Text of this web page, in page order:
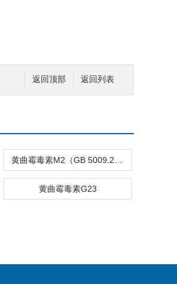
返回列表
返回顶部
黄曲霉毒素G23